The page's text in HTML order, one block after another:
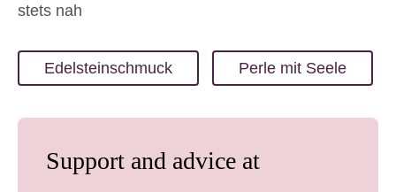
stets nah
Edelsteinschmuck Perle mit Seele
Support and advice at